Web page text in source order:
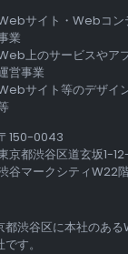
サイト・Webコン
業
上のサービスやア
営事業
サイト等のデザイ
150-0043
京都渋谷区道玄坂1-
谷マークシティW22
都渋谷区に本社のあ
す。